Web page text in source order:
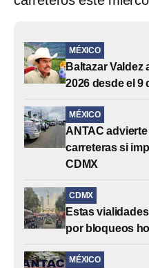
MÉXICO
Baltazar Valdez
2026 desde el 9
MÉXICO
ANTAC
carreteras si
CDMX
CDMX
Estas
por bloqueos
MÉXICO